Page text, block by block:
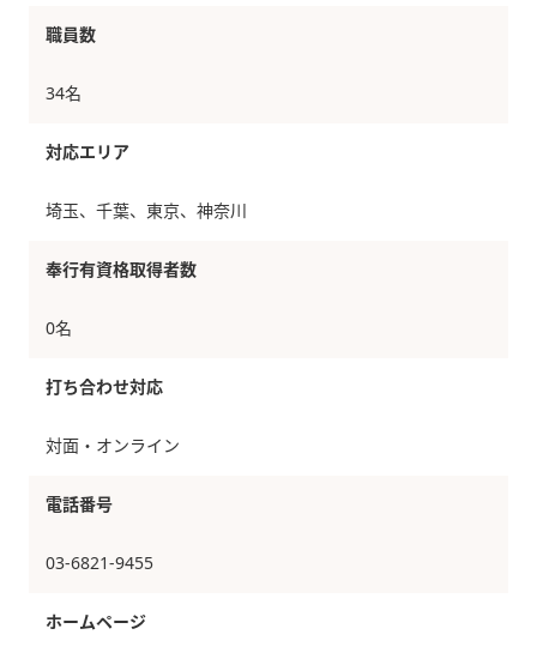
職員数
34名
対応エリア
埼玉、千葉、東京、神奈川
奉行有資格取得者数
0名
打ち合わせ対応
対面・オンライン
電話番号
03-6821-9455
ホームページ